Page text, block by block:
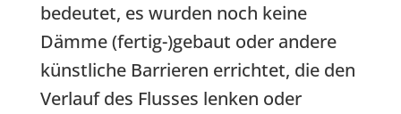
bedeutet, es wurden noch keine
Dämme (fertig-)gebaut oder andere
künstliche Barrieren errichtet, die den
Verlauf des Flusses lenken oder